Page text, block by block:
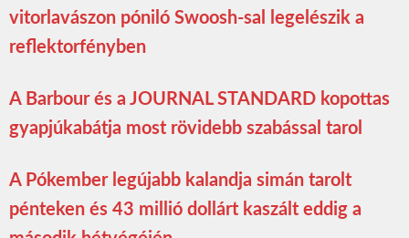
vitorlavászon póniló Swoosh-sal legelészik a
reflektorfényben
A Barbour és a JOURNAL STANDARD kopottas
gyapjúkabátja most rövidebb szabással tarol
A Pókember legújabb kalandja simán tarolt
pénteken és 43 millió dollárt kaszált eddig a